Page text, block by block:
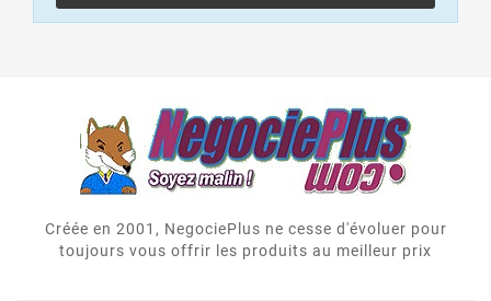
Créée en 2001, NegociePlus ne cesse d'évoluer pour
toujours vous offrir les produits au meilleur prix